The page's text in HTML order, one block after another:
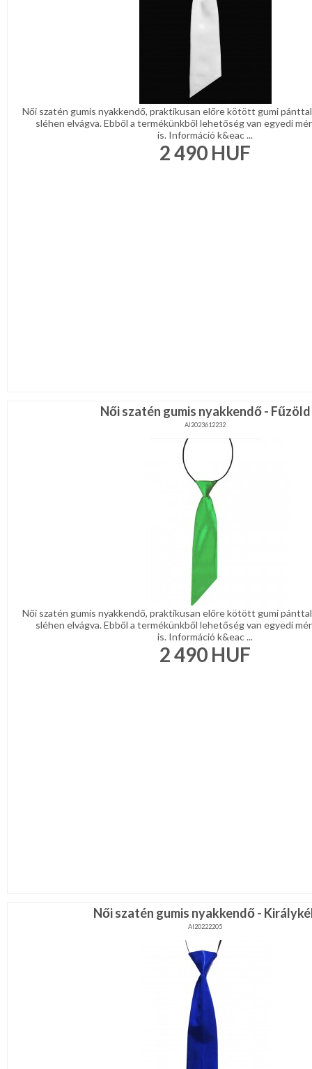
Női szatén gumis nyakkendő, praktikusan előre kötött gumi
sléhen elvágva. Ebből a termékünkből lehetőség van egyedi
is. Információ k&eac ...
2 490 HUF
Női szatén gumis nyakkendő - Fűzöld
AI2023612232
Női szatén gumis nyakkendő, praktikusan előre kötött gumi
sléhen elvágva. Ebből a termékünkből lehetőség van egyedi
is. Információ k&eac ...
2 490 HUF
Női szatén gumis nyakkendő -
AI20222205